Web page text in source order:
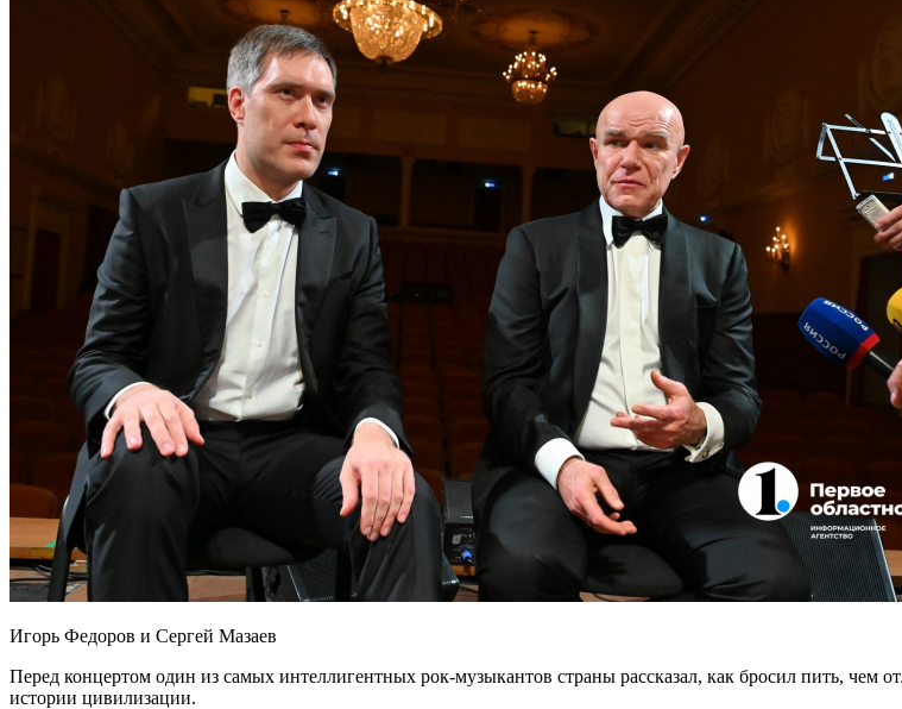
Игорь Федоров и Сергей Мазаев
Перед концертом один из самых интеллигентных рок-музыкантов страны рассказал, как бросил пить,
истории цивилизации.